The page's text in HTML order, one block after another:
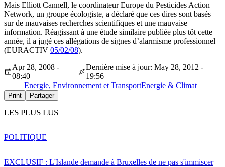
Mais Elliott Cannell, le coordinateur Europe du Pesticides Action
Network, un groupe écologiste, a déclaré que ces dires sont basés
sur de mauvaises recherches scientifiques et une mauvaise
information. Réagissant à une étude similaire publiée plus tôt cette
année, il a jugé ces allégations de signes d’alarmisme professionnel
(EURACTIV 05/02/08).
Apr 28, 2008 -
08:40
Dernière mise à jour: May 28, 2012 -
19:56
Energie, Environnement et TransportEnergie & Climat
Print Partager
LES PLUS LUS
EXCLUSIF : L'Islande demande à Bruxelles de ne pas s'immiscer
POLITIQUE